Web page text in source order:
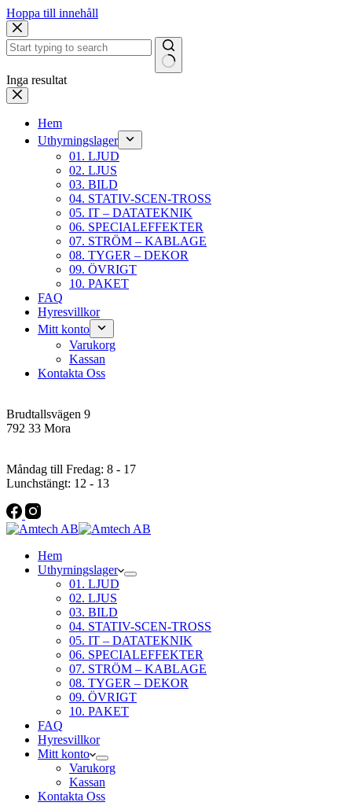
Hoppa till innehåll
Inga resultat
Hem
Uthyrningslager
01. LJUD
02. LJUS
03. BILD
04. STATIV-SCEN-TROSS
05. IT – DATATEKNIK
06. SPECIALEFFEKTER
07. STRÖM – KABLAGE
08. TYGER – DEKOR
09. ÖVRIGT
10. PAKET
FAQ
Hyresvillkor
Mitt konto
Varukorg
Kassan
Kontakta Oss
Brudtallsvägen 9
792 33 Mora
Måndag till Fredag: 8 - 17
Lunchstängt: 12 - 13
Hem
Uthyrningslager
01. LJUD
02. LJUS
03. BILD
04. STATIV-SCEN-TROSS
05. IT – DATATEKNIK
06. SPECIALEFFEKTER
07. STRÖM – KABLAGE
08. TYGER – DEKOR
09. ÖVRIGT
10. PAKET
FAQ
Hyresvillkor
Mitt konto
Varukorg
Kassan
Kontakta Oss